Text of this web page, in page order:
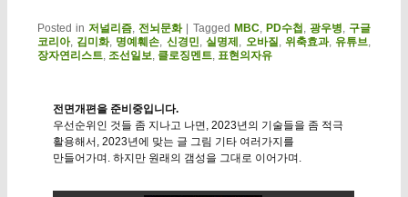
Posted in 저널리즘, 전뇌문화 Tagged MBC, PD수첩 ,광우병, 구글
코리아, 김미화, 명예훼손, 신경민,실명제 , 오바질, 위축효과, 유튜브,
장자연리스트, 조선일보, 클로징멘트, 표현의자유
전면개편을 준비중입니다.
우선순위인 것들 좀 지나고 나면, 2023년의 기술들을 좀 적극
활용해서, 2023년에 맞는 글 그림 기타 여러가지를
만들어가며. 하지만 원래의 갬성을 그대로 이어가며.